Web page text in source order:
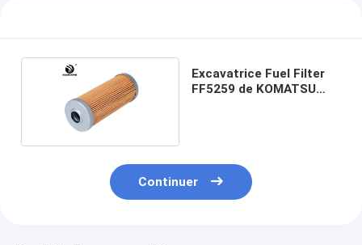
Excavatrice Fuel Filter
FF5259 de KOMATSU
Continuer